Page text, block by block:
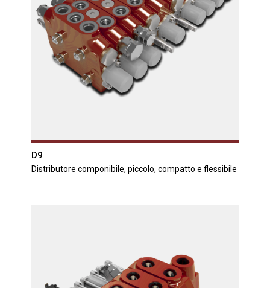
D9
Distributore componibile, piccolo, compatto e flessibile